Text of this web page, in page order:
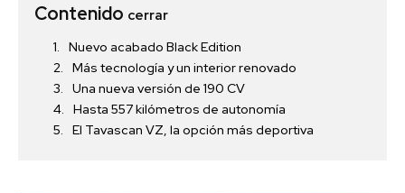
Contenido cerrar
Nuevo acabado Black Edition
Más tecnología y un interior renovado
Una nueva versión de 190 CV
Hasta 557 kilómetros de autonomía
El Tavascan VZ, la opción más deportiva